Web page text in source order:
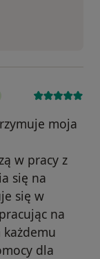
moja
w pracy z
się na
się w
na
każdemu
dla